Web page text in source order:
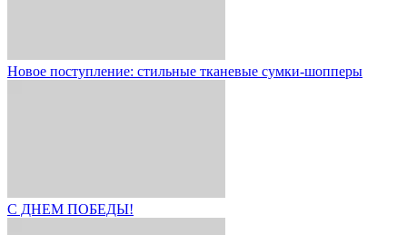
Новое поступление: стильные тканевые сумки-шопперы
С ДНЕМ ПОБЕДЫ!